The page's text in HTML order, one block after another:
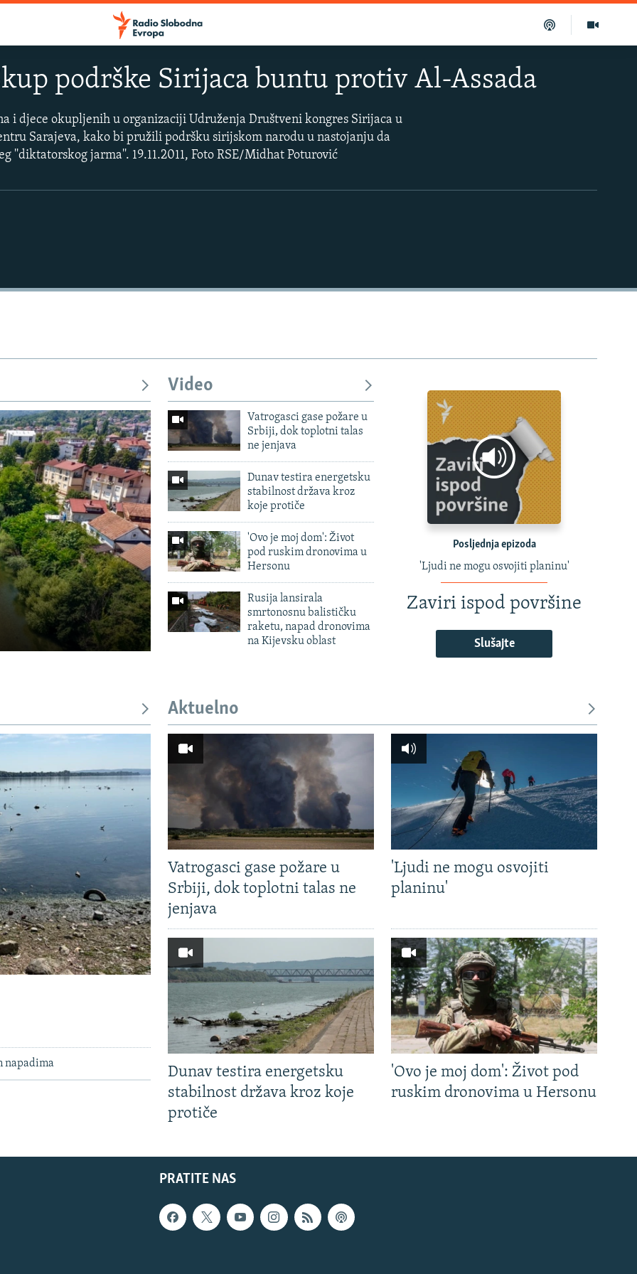
podrške Sirijaca buntu protiv Al-Assada
i djece okupljenih u organizaciji Udruženja Društveni kongres Sirijaca u
Sarajeva, kako bi pružili podršku sirijskom narodu u nastojanju da
''diktatorskog jarma''. 19.11.2011, Foto RSE/Midhat Poturović
Video
Vatrogasci gase požare u
Srbiji, dok toplotni talas
ne jenjava
Dunav testira energetsku
stabilnost država kroz
koje protiče
'Ovo je moj dom': Život
pod ruskim dronovima u
Hersonu
Rusija lansirala
smrtonosnu balističku
raketu, napad dronovima
na Kijevsku oblast
Posljednja epizoda
'Ljudi ne mogu osvojiti planinu'
Zaviri ispod površine
Slušajte
SLUŠAJTE
napadima
Aktuelno
Vatrogasci gase požare u
Srbiji, dok toplotni talas ne
jenjava
'Ljudi ne mogu osvojiti
planinu'
Dunav testira energetsku
stabilnost država kroz koje
protiče
'Ovo je moj dom': Život pod
ruskim dronovima u Hersonu
PRATITE NAS